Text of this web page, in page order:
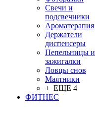
Свечи и
подсвечники
Ароматерапия
Держатели
диспенсеры
Пепельницы и
зажигалки
Ловцы снов
Маятники
+ ЕЩЕ 4
ФИТНЕС